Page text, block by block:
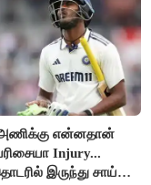
என்னதான்
Injury...
இருந்து சாய்